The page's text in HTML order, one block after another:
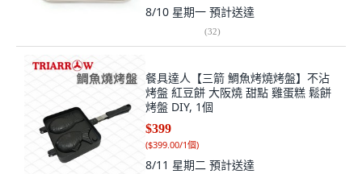
8/10 星期一 預計送達
(32)
餐具達人【三箭 鯛魚烤燒烤盤】不沾
烤盤 紅豆餅 大阪燒 甜點 雞蛋糕 鬆餅
烤盤 DIY, 1個
$399
($399.00/1個)
8/11 星期二 預計送達